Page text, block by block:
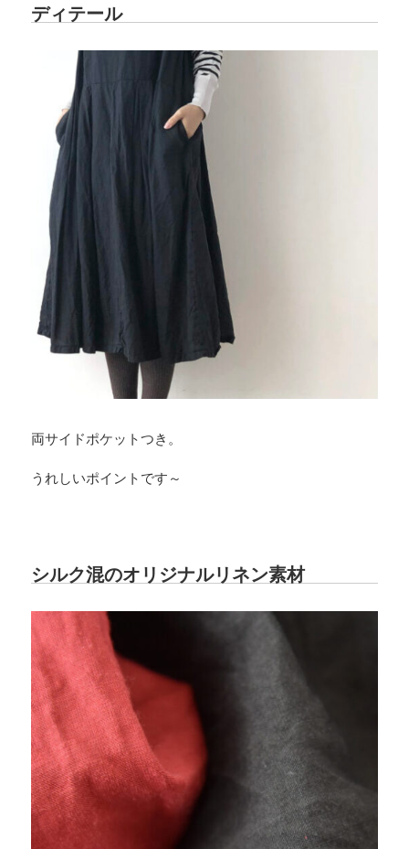
ディテール
両サイドポケットつき。
うれしいポイントです～
シルク混のオリジナルリネン素材